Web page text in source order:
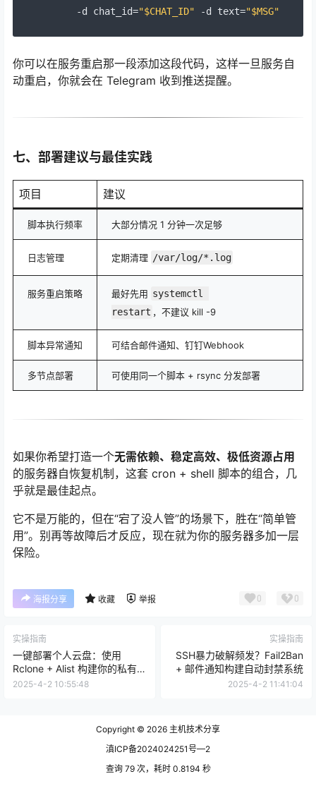
-d chat_id="$CHAT_ID" -d text="$MSG"
你可以在服务重启那一段添加这段代码，这样一旦服务自
动重启，你就会在 Telegram 收到推送提醒。
七、部署建议与最佳实践
项目 建议
脚本执行频率 大部分情况 1 分钟一次足够
日志管理 定期清理 /var/log/*.log
服务重启策略 最好先用 systemctl
restart ，不建议 kill -9
脚本异常通知 可结合邮件通知、钉钉Webhook
多节点部署 可使用同一个脚本 + rsync 分发部署
如果你希望打造一个无需依赖、稳定高效、极低资源占用
的服务器自恢复机制，这套 cron + shell 脚本的组合，几
乎就是最佳起点。
它不是万能的，但在“宕了没人管”的场景下，胜在“简单管
用”。别再等故障后才反应，现在就为你的服务器多加一层
保险。
海报分享 收藏 举报 0 0
实操指南
一键部署个人云盘：使用
Rclone + Alist 构建你的私有文
件中心
2025-4-2 10:55:48
实操指南
SSH暴力破解频发？Fail2Ban
+ 邮件通知构建自动封禁系统
2025-4-2 11:41:04
Copyright © 2026 主机技术分享
滇ICP备2024024251号—2
查询 79 次，耗时 0.8194 秒